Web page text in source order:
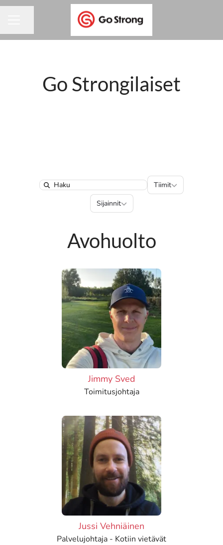
Go Strongilaiset
Search
Tiimit
Tiimit
Sijainnit
Sijainnit
Avohuolto
Jimmy Sved
Toimitusjohtaja
Jussi Vehniäinen
Palvelujohtaja - Kotiin vietävät